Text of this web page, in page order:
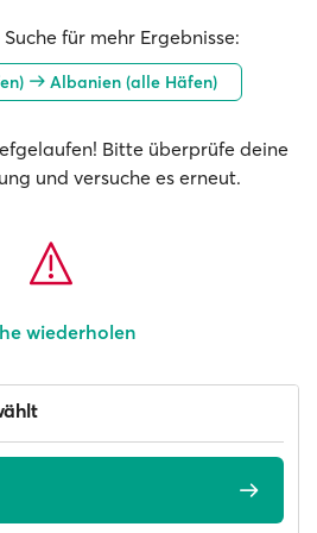
für mehr Ergebnisse:
Albanien (alle Häfen)
Bitte überprüfe deine
und versuche es erneut.
wiederholen